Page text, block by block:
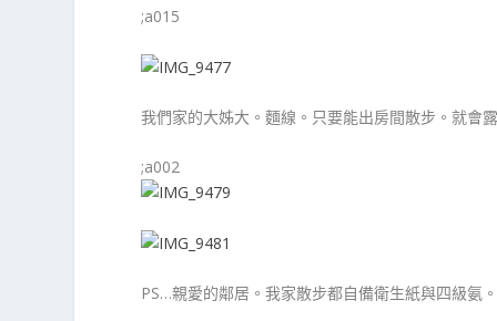
;a015
我們家的大姊大。麵線。只要能出房間散步。就會
;a002
PS…親愛的鄰居。我家散步都自備衛生紙與四級氨